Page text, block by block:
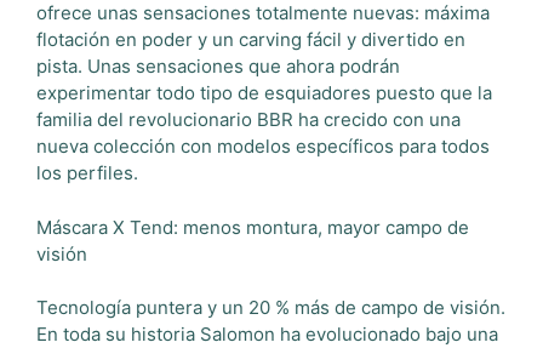
ofrece unas sensaciones totalmente nuevas: máxima
flotación en poder y un carving fácil y divertido en
pista. Unas sensaciones que ahora podrán
experimentar todo tipo de esquiadores puesto que la
familia del revolucionario BBR ha crecido con una
nueva colección con modelos específicos para todos
los perfiles.
Máscara X Tend: menos montura, mayor campo de
visión
Tecnología puntera y un 20 % más de campo de visión.
En toda su historia Salomon ha evolucionado bajo una